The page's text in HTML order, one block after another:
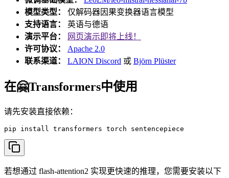
模型类型：
仅解码器因果变换器语言模型
支持语言：
英语与德语
演示平台：
网页演示即将上线！
许可协议：
Apache 2.0
联系渠道：
LAION Discord 或 Björn Plüster
在🤗Transformers中使用
请先安装直接依赖：
pip install transformers torch sentencepiece
若想通过 flash-attention2 实现更快速的推理，您需要安装以下